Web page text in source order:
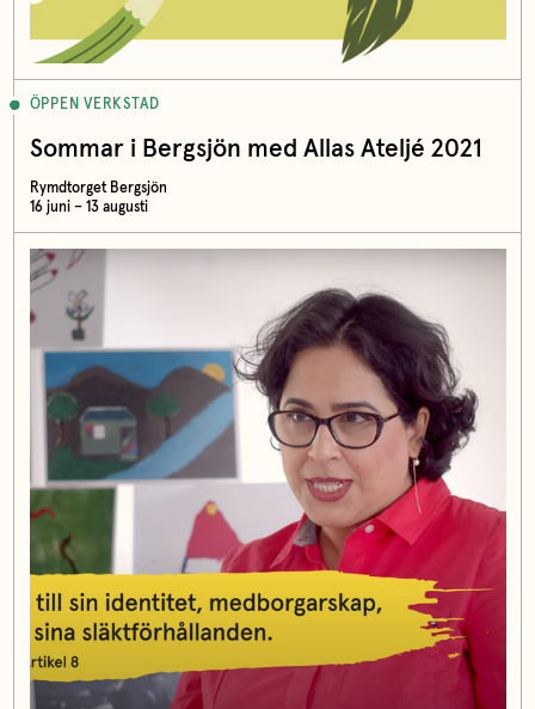
ÖPPEN VERKSTAD
Sommar i Bergsjön med Allas Ateljé 2021
Rymdtorget Bergsjön
16 juni – 13 augusti